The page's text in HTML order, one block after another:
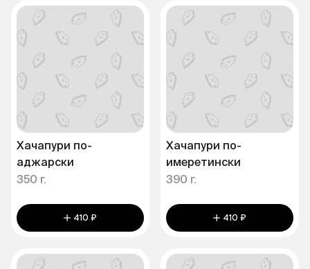
Хачапури по-
аджарски
350 г.
410 ₽
Хачапури по-
имеретински
390 г.
410 ₽